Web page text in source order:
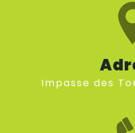
impasse des